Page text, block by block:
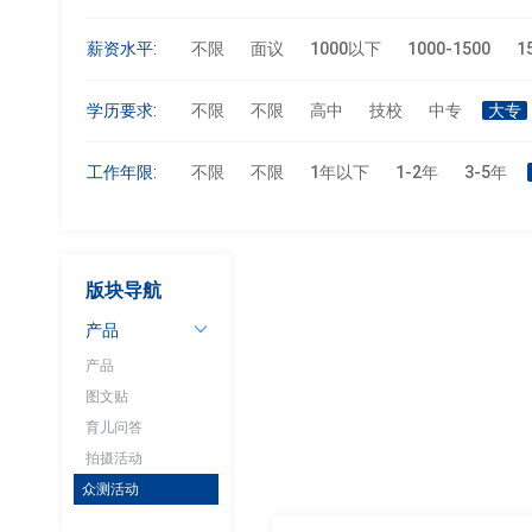
薪资水平: 不限 面议 1000以下 1000-1500
学历要求: 不限 不限 高中 技校 中专 大专
工作年限: 不限 不限 1年以下 1-2年 3-5年
版块导航
产品
产品
图文贴
育儿问答
拍摄活动
众测活动